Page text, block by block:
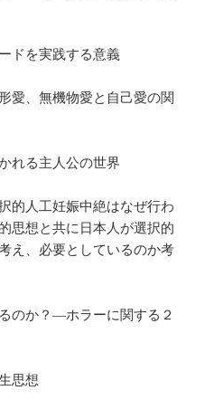
ドを実践する意義
愛、無機物愛と自己愛の関
れる主人公の世界
的人工妊娠中絶はなぜ行わ
思想と共に日本人が選択的
え、必要としているのか考
のか？―ホラーに関する２
思想